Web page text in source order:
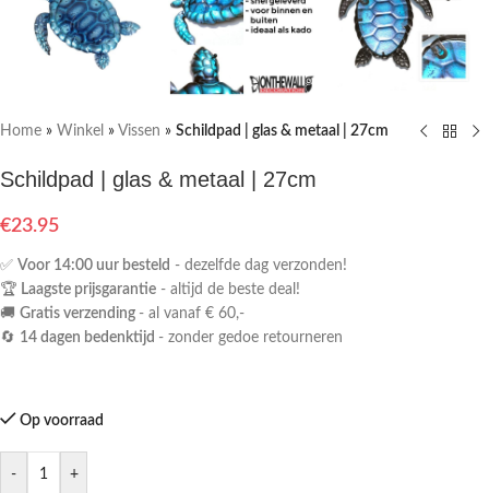
Home » Winkel » Vissen » Schildpad | glas & metaal | 27cm
Schildpad | glas & metaal | 27cm
€23.95
✅ Voor 14:00 uur besteld - dezelfde dag verzonden!
🏆 Laagste prijsgarantie - altijd de beste deal!
🚚 Gratis verzending - al vanaf € 60,-
🔄 14 dagen bedenktijd - zonder gedoe retourneren
Op voorraad
- +